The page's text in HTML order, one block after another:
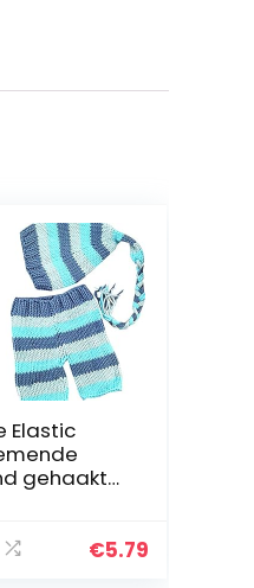
Elastic
gehaakt
€5.79